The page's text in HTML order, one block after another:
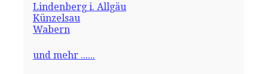
Lindenberg i. Allgäu
Künzelsau
Wabern
und mehr ......